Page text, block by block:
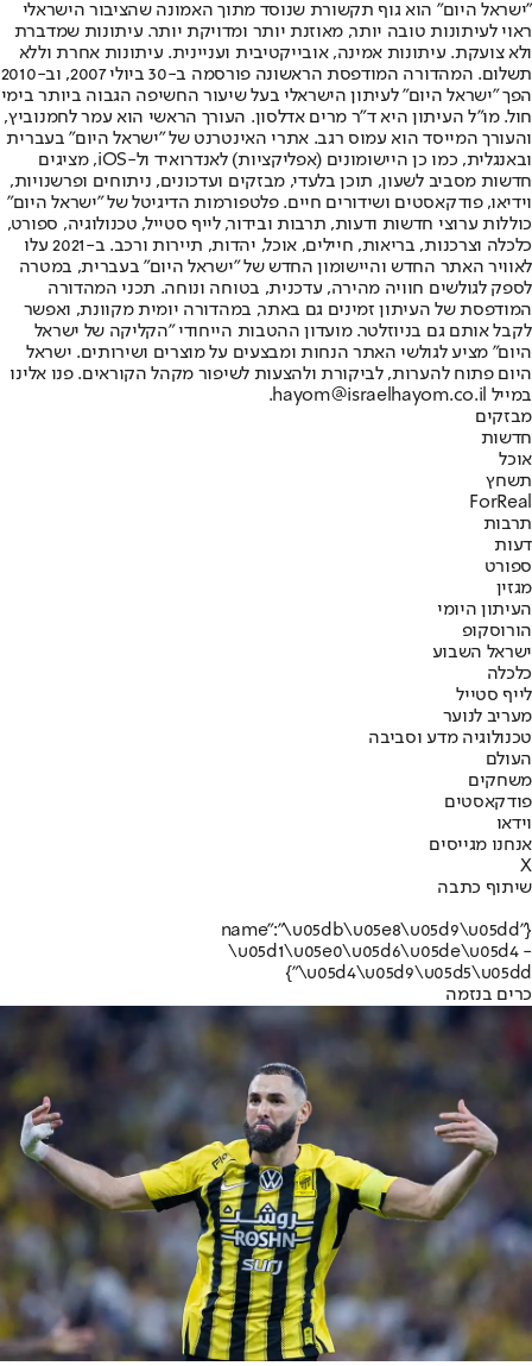
"ישראל היום" הוא גוף תקשורת שנוסד מתוך האמונה שהציבור הישראלי
ראוי לעיתונות טובה יותר, מאוזנת יותר ומדויקת יותר. עיתונות שמדברת
ולא צועקת. עיתונות אמינה, אובייקטיבית ועניינית. עיתונות אחרת וללא
תשלום. המהדורה המודפסת הראשונה פורסמה ב-30 ביולי 2007, וב-2010
הפך "ישראל היום" לעיתון הישראלי בעל שיעור החשיפה הגבוה ביותר בימי
חול. מו"ל העיתון היא ד"ר מרים אדלסון. העורך הראשי הוא עמר לחמנוביץ,
והעורך המייסד הוא עמוס רגב. אתרי האינטרנט של "ישראל היום" בעברית
ובאנגלית, כמו כן היישומונים (אפליקציות) לאנדרואיד ול-iOS, מציגים
חדשות מסביב לשעון, תוכן בלעדי, מבזקים ועדכונים, ניתוחים ופרשנויות,
וידיאו, פודקאסטים ושידורים חיים. פלטפורמות הדיגיטל של "ישראל היום"
כוללות ערוצי חדשות ודעות, תרבות ובידור, לייף סטייל, טכנולוגיה, ספורט,
כלכלה וצרכנות, בריאות, חיילים, אוכל, יהדות, תיירות ורכב. ב-2021 עלו
לאוויר האתר החדש והיישומון החדש של "ישראל היום" בעברית, במטרה
לספק לגולשים חוויה מהירה, עדכנית, בטוחה ונוחה. תכני המהדורה
המודפסת של העיתון זמינים גם באתר, במהדורה יומית מקוונת, ואפשר
לקבל אותם גם בניוזלטר. מועדון ההטבות הייחודי "הקליקה של ישראל
היום" מציע לגולשי האתר הנחות ומבצעים על מוצרים ושירותים. ישראל
היום פתוח להערות, לביקורת ולהצעות לשיפור מקהל הקוראים. פנו אלינו
במייל hayom@israelhayom.co.il.
מבזקים
חדשות
אוכל
תשחץ
ForReal
תרבות
דעות
ספורט
מגזין
העיתון היומי
הורוסקופ
ישראל השבוע
כלכלה
לייף סטייל
מעריב לנוער
טכנולוגיה מדע וסביבה
העולם
משחקים
פודקאסטים
וידאו
אנחנו מגייסים
X
שיתוף כתבה
{"name":"\u05db\u05e8\u05d9\u05dd
\u05d1\u05e0\u05d6\u05de\u05d4 -
\u05d4\u05d9\u05d5\u05dd"}
כרים בנזמה